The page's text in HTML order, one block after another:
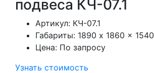
подвеса КЧ-07.1
Артикул: КЧ-07.1
Габариты: 1890 x 1860 x 1540
Цена: По запросу
Узнать стоимость